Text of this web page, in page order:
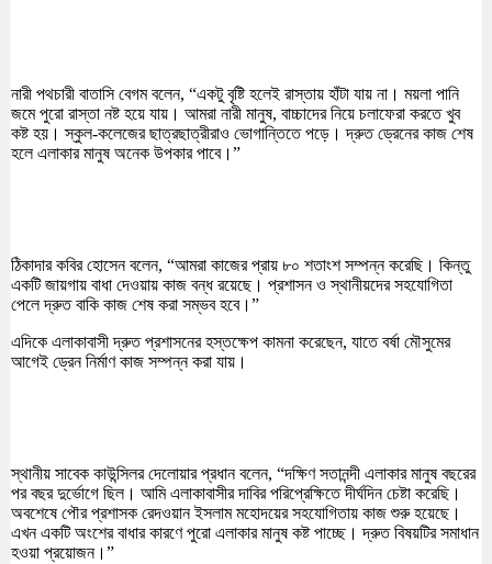
নারী পথচারী বাতাসি বেগম বলেন, “একটু বৃষ্টি হলেই রাস্তায় হাঁটা যায় না। ময়লা পানি
জমে পুরো রাস্তা নষ্ট হয়ে যায়। আমরা নারী মানুষ, বাচ্চাদের নিয়ে চলাফেরা করতে খুব
কষ্ট হয়। স্কুল-কলেজের ছাত্রছাত্রীরাও ভোগান্তিতে পড়ে। দ্রুত ড্রেনের কাজ শেষ
হলে এলাকার মানুষ অনেক উপকার পাবে।”
ঠিকাদার কবির হোসেন বলেন, “আমরা কাজের প্রায় ৮০ শতাংশ সম্পন্ন করেছি। কিন্তু
একটি জায়গায় বাধা দেওয়ায় কাজ বন্ধ রয়েছে। প্রশাসন ও স্থানীয়দের সহযোগিতা
পেলে দ্রুত বাকি কাজ শেষ করা সম্ভব হবে।”
এদিকে এলাকাবাসী দ্রুত প্রশাসনের হস্তক্ষেপ কামনা করেছেন, যাতে বর্ষা মৌসুমের
আগেই ড্রেন নির্মাণ কাজ সম্পন্ন করা যায়।
স্থানীয় সাবেক কাউন্সিলর দেলোয়ার প্রধান বলেন, “দক্ষিণ সতানন্দী এলাকার মানুষ বছরের
পর বছর দুর্ভোগে ছিল। আমি এলাকাবাসীর দাবির পরিপ্রেক্ষিতে দীর্ঘদিন চেষ্টা করেছি।
অবশেষে পৌর প্রশাসক রেদওয়ান ইসলাম মহোদয়ের সহযোগিতায় কাজ শুরু হয়েছে।
এখন একটি অংশের বাধার কারণে পুরো এলাকার মানুষ কষ্ট পাচ্ছে। দ্রুত বিষয়টির সমাধান
হওয়া প্রয়োজন।”